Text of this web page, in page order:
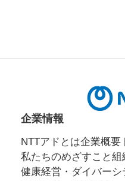
企業情報
NTTアドとは企業概要
私たちのめざすこと組
健康経営・ダイバーシ